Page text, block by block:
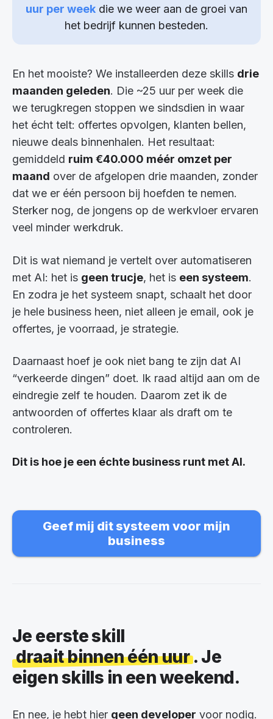
uur per week die we weer aan de groei van
het bedrijf kunnen besteden.
En het mooiste? We installeerden deze skills drie
maanden geleden. Die ~25 uur per week die
we terugkregen stoppen we sindsdien in waar
het écht telt: offertes opvolgen, klanten bellen,
nieuwe deals binnenhalen. Het resultaat:
gemiddeld ruim €40.000 méér omzet per
maand over de afgelopen drie maanden, zonder
dat we er één persoon bij hoefden te nemen.
Sterker nog, de jongens op de werkvloer ervaren
veel minder werkdruk.
Dit is wat niemand je vertelt over automatiseren
met AI: het is geen trucje, het is een systeem.
En zodra je het systeem snapt, schaalt het door
je hele business heen, niet alleen je email, ook je
offertes, je voorraad, je strategie.
Daarnaast hoef je ook niet bang te zijn dat AI
“verkeerde dingen” doet. Ik raad altijd aan om de
eindregie zelf te houden. Daarom zet ik de
antwoorden of offertes klaar als draft om te
controleren.
Dit is hoe je een échte business runt met AI.
Geef mij dit systeem voor mijn
business
Je eerste skill
draait binnen één uur . Je
eigen skills in een weekend.
En nee, je hebt hier geen developer voor nodig.